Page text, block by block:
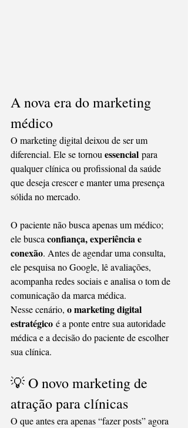
A nova era do marketing
médico
O marketing digital deixou de ser um
diferencial. Ele se tornou essencial para
qualquer clínica ou profissional da saúde
que deseja crescer e manter uma presença
sólida no mercado.
O paciente não busca apenas um médico;
ele busca confiança, experiência e
conexão. Antes de agendar uma consulta,
ele pesquisa no Google, lê avaliações,
acompanha redes sociais e analisa o tom de
comunicação da marca médica.
Nesse cenário, o marketing digital
estratégico é a ponte entre sua autoridade
médica e a decisão do paciente de escolher
sua clínica.
💡 O novo marketing de
atração para clínicas
O que antes era apenas “fazer posts” agora